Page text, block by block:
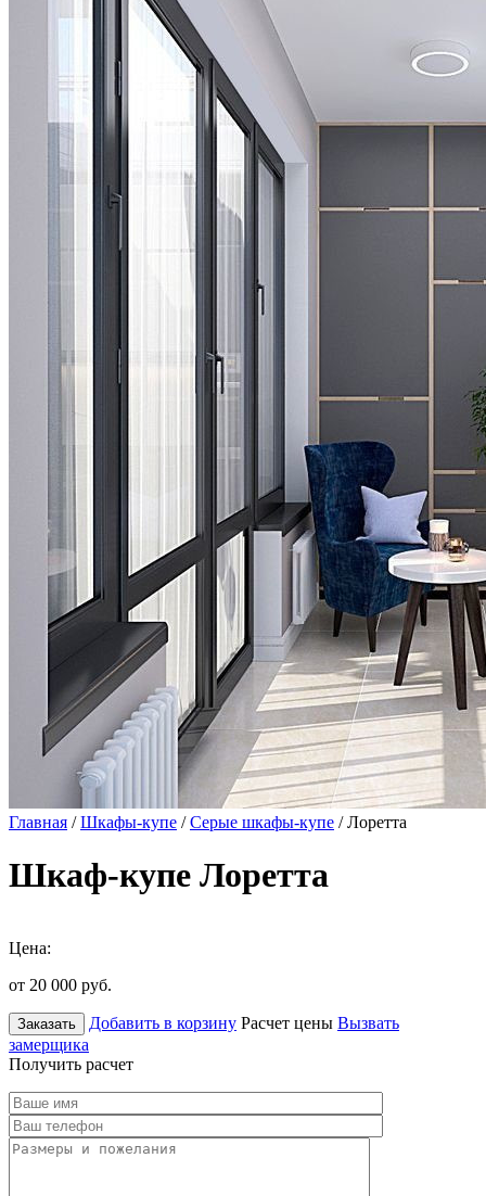
Главная /Шкафы-купе /Серые шкафы-купе / Лоретта
Шкаф-купе Лоретта
Цена:
от 20 000 руб.
Заказать Добавить в корзину Расчет цены Вызвать
замерщика
Получить расчет